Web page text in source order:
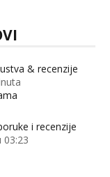
& recenzije
i recenzije
03:23